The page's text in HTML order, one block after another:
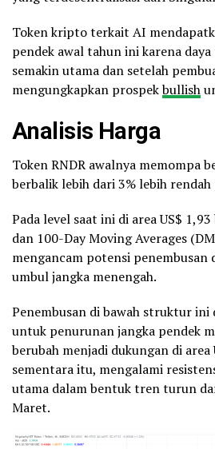
Token kripto terkait AI
pendek awal tahun ini karena
semakin utama dan setelah
mengungkapkan prospekbullish
Analisis Harga
Token RNDR awalnya memompa
berbalik lebih dari 3% lebih
Pada level saat ini di area US$
dan 100-Day Moving Averages
mengancam potensi
umbul jangka menengah.
Penembusan di bawah struktur
untuk penurunan jangka pendek
berubah menjadi dukungan di area
sementara itu, mengalami
utama dalam bentuk tren turun
Maret.